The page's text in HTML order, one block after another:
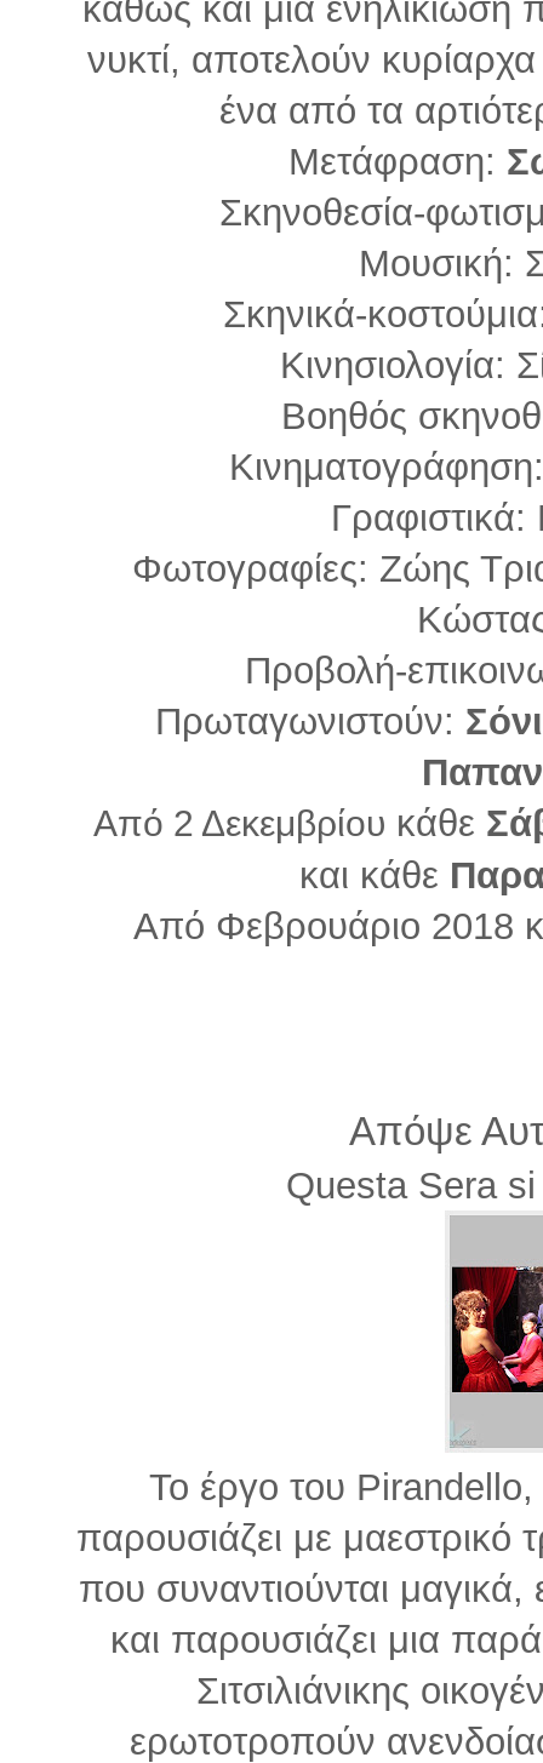
καθώς και μια ενηλικίωση
νυκτί, αποτελούν
ένα από τα
Μετάφραση:
Σκηνοθεσία-
Μουσική:
Σκηνικά-
Κινησιολογία:
Βοηθός
Φωτογραφίες: Ζώης
Προβολή-
Πρωταγωνιστούν:
Από 2 Δεκεμβρίου κάθε
και κάθε
Από Φεβρουάριο 2018
Απόψε
Questa Sera
Το έργο του Pirandello,
παρουσιάζει με μαεστρικό
που συναντιούνται μαγικά,
και παρουσιάζει μια
Σιτσιλιάνικης
ερωτοτροπούν